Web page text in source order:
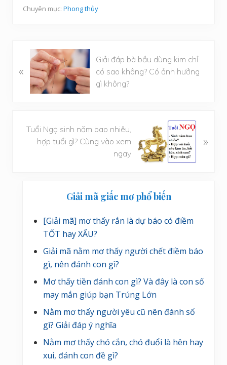
Chuyên mục: Phong thủy
«
Giải đáp bà bầu dùng kim chỉ
có sao không? Có ảnh hưởng
gì không?
Tuổi Ngọ sinh năm bao nhiêu,
hợp tuổi gì? Cùng vào xem
ngay
»
SidebarGiải mã giấc mơ phổ biến
[Giải mã] mơ thấy rắn là dự báo có điềm
TỐT hay XẤU?
Giải mã nằm mơ thấy người chết điềm báo
gì, nên đánh con gì?
Mơ thấy tiền đánh con gì? Và đây là con số
may mắn giúp bạn Trúng Lớn
Nằm mơ thấy người yêu cũ nên đánh số
gì? Giải đáp ý nghĩa
Nằm mơ thấy chó cắn, chó đuổi là hên hay
xui, đánh con đề gì?